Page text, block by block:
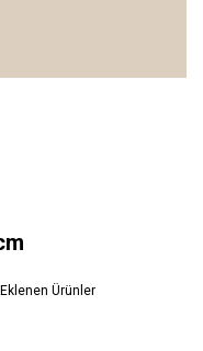
Ürünler